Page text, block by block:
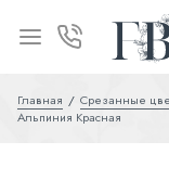
Главная Срезанные
Альпиния Красная